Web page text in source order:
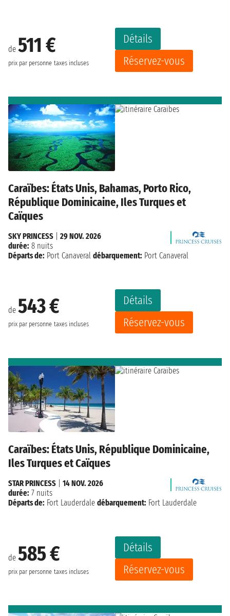
de 511 €
prix par personne taxes incluses
Détails
Réservez-vous
Caraïbes: États Unis, Bahamas, Porto Rico,
République Dominicaine, Iles Turques et
Caïques
de 543 €
prix par personne taxes incluses
Détails
Réservez-vous
SKY PRINCESS
29 NOV. 2026
durée: 8 nuits
Départs de: Port Canaveral débarquement: Port Canaveral
Caraïbes: États Unis, République Dominicaine,
Iles Turques et Caïques
de 585 €
prix par personne taxes incluses
Détails
Réservez-vous
STAR PRINCESS
14 NOV. 2026
durée: 7 nuits
Départs de: Fort Lauderdale débarquement: Fort Lauderdale